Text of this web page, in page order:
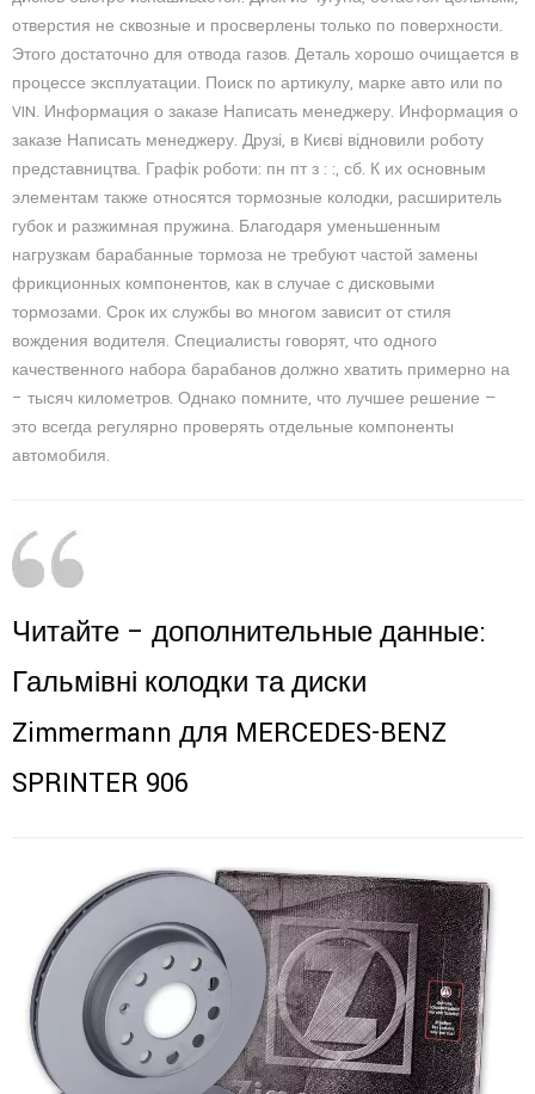
отверстия не сквозные и просверлены только по поверхности.
Этого достаточно для отвода газов. Деталь хорошо очищается в
процессе эксплуатации. Поиск по артикулу, марке авто или по
VIN. Информация о заказе Написать менеджеру. Информация о
заказе Написать менеджеру. Друзі, в Києві відновили роботу
представництва. Графік роботи: пн пт з : :, сб. К их основным
элементам также относятся тормозные колодки, расширитель
губок и разжимная пружина. Благодаря уменьшенным
нагрузкам барабанные тормоза не требуют частой замены
фрикционных компонентов, как в случае с дисковыми
тормозами. Срок их службы во многом зависит от стиля
вождения водителя. Специалисты говорят, что одного
качественного набора барабанов должно хватить примерно на
– тысяч километров. Однако помните, что лучшее решение —
это всегда регулярно проверять отдельные компоненты
автомобиля.
Читайте – дополнительные данные:
Гальмівні колодки та диски
Zimmermann для MERCEDES-BENZ
SPRINTER 906